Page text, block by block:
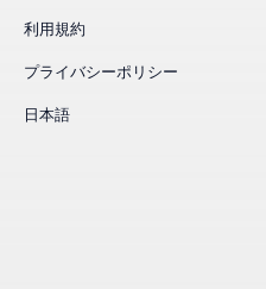
利用規約
プライバシーポリシー
日本語